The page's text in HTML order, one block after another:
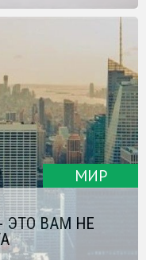
МИР
ЭТО ВАМ НЕ